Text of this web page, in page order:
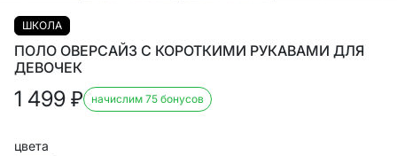
ШКОЛА
ПОЛО ОВЕРСАЙЗ С КОРОТКИМИ РУКАВАМИ ДЛЯ
ДЕВОЧЕК
1 499 ₽ начислим 75 бонусов
цвета